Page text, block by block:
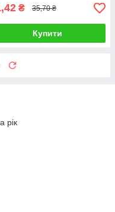
₴ 35,70 ₴
Купити
рік